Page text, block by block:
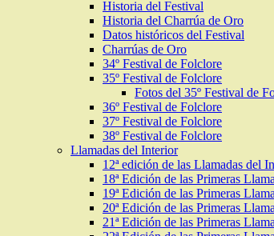
Historia del Festival
Historia del Charrúa de Oro
Datos históricos del Festival
Charrúas de Oro
34º Festival de Folclore
35º Festival de Folclore
Fotos del 35º Festival de
36º Festival de Folclore
37º Festival de Folclore
38º Festival de Folclore
Llamadas del Interior
12ª edición de las Llamadas del
18ª Edición de las Primeras
19ª Edición de las Primeras
20ª Edición de las Primeras
21ª Edición de las Primeras